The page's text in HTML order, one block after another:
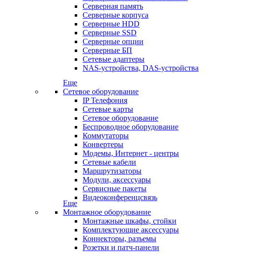
Серверная память
Серверные корпуса
Серверные HDD
Серверные SSD
Серверные опции
Серверные БП
Сетевые адаптеры
NAS-устройства, DAS-устройства
Еще
Сетевое оборудование
IP Телефония
Сетевые карты
Сетевое оборудование
Беспроводное оборудование
Коммутаторы
Конвертеры
Модемы, Интернет - центры
Сетевые кабели
Маршрутизаторы
Модули, аксессуары
Сервисные пакеты
Видеоконференцсвязь
Еще
Монтажное оборудование
Монтажные шкафы, стойки
Комплектующие аксессуары
Коннекторы, разъемы
Розетки и патч-панели